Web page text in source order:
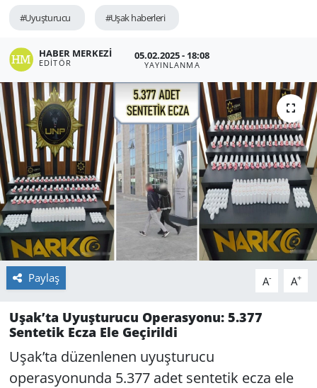
#Uyuşturucu #Uşak haberleri
HABER MERKEZI
EDITÖR
05.02.2025 - 18:08
YAYINLANMA
Paylaş A- A+
Uşak’ta Uyuşturucu Operasyonu: 5.377
Sentetik Ecza Ele Geçirildi
Uşak’ta düzenlenen uyuşturucu
operasyonunda 5.377 adet sentetik ecza ele